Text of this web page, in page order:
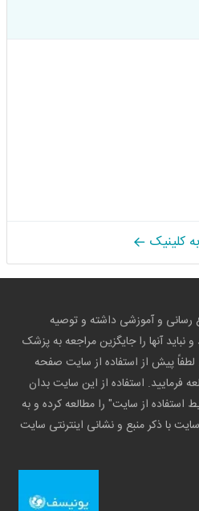
کلینیک
رسانی و آموزشی داشته و توصیه
آنها را جایگزین مراجعه به پزشک
پیش از استفاده از سایت صفحه
فرمایید. استفاده از این سایت بدان
از سایت" را مطالعه کرده و به
با ذکر منبع و نشانی اینترنتی سایت